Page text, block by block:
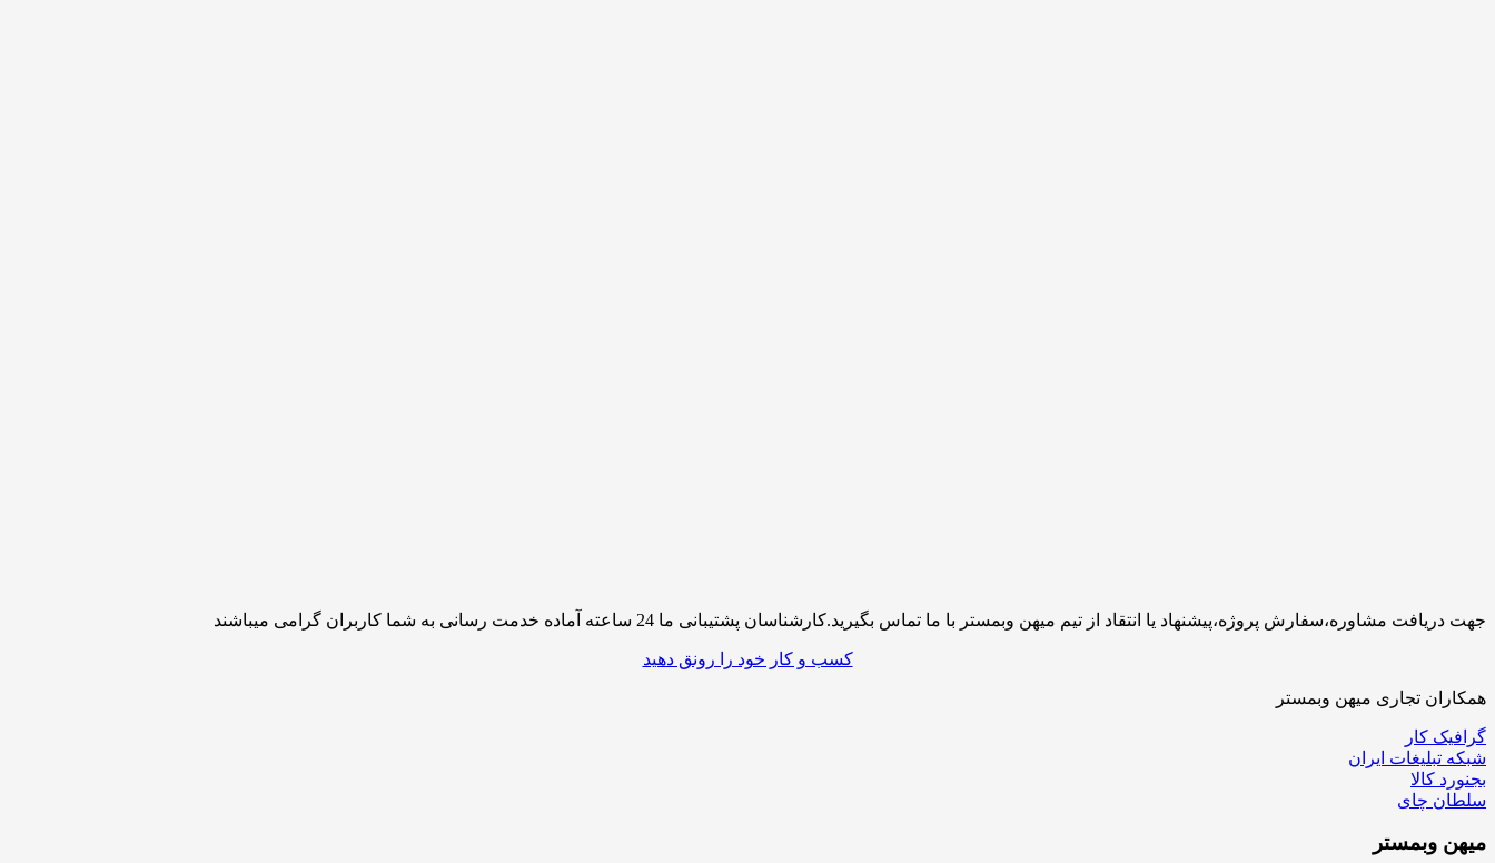
جهت دریافت مشاوره،سفارش پروژه،پیشنهاد یا انتقاد از تیم میهن وبمستر با ما تماس بگیرید.کارشناسان پشتیبانی ما 24 ساعته آماده خدمت رسانی به شما کاربران گرامی میباشند
کسب و کار خود را رونق دهید
همکاران تجاری میهن وبمستر
گرافیک کار
شبکه تبلیغات ایران
بجنورد کالا
سلطان چای
میهن وبمستر